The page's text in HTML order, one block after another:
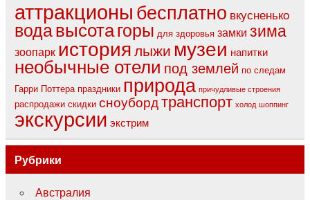
аттракционы бесплатно вкусненько
водавысотагоры для здоровья замки зима
зоопарк история лыжи музеи напитки
необычные отели под землей по следам
Гарри Поттера праздники природа причудливые строения
распродажи скидки сноуборд транспорт холод шоппинг
экскурсии экстрим
Рубрики
Австралия